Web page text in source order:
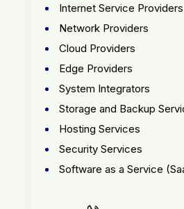
Internet Service
Network Providers
Cloud Providers
Edge Providers
System Integrators
Storage and Backup
Hosting Services
Security Services
Software as a Service